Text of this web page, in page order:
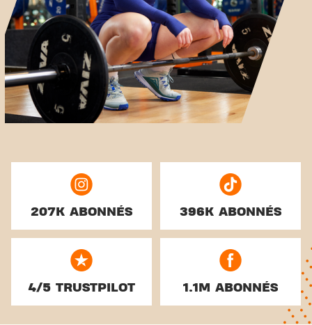
207K ABONNÉS 396K ABONNÉS
4/5 TRUSTPILOT 1.1M ABONNÉS